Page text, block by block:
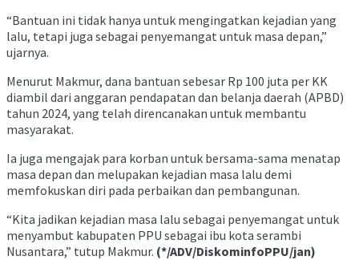
“Bantuan ini tidak hanya untuk mengingatkan kejadian yang
lalu, tetapi juga sebagai penyemangat untuk masa depan,”
ujarnya.
Menurut Makmur, dana bantuan sebesar Rp 100 juta per KK
diambil dari anggaran pendapatan dan belanja daerah (APBD)
tahun 2024, yang telah direncanakan untuk membantu
masyarakat.
Ia juga mengajak para korban untuk bersama-sama menatap
masa depan dan melupakan kejadian masa lalu demi
memfokuskan diri pada perbaikan dan pembangunan.
“Kita jadikan kejadian masa lalu sebagai penyemangat untuk
menyambut kabupaten PPU sebagai ibu kota serambi
Nusantara,” tutup Makmur. (*/ADV/DiskominfoPPU/jan)